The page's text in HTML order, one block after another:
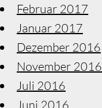
Februar 2017
Januar 2017
Dezember 2016
November 2016
Juli 2016
Juni 2016